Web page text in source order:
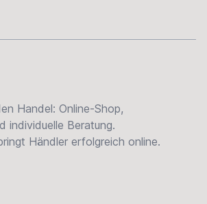
Handel: Online-Shop,
individuelle Beratung.
Händler erfolgreich online.